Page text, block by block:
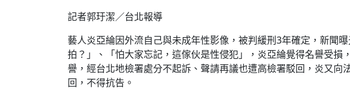
記者郭玗潔／台北報導
藝人炎亞綸因外流自己與未成年性影像，被判緩刑3年確定，新聞
拍？」、「怕大家忘記，這傢伙是性侵犯」，炎亞綸覺得名譽受損
譽，經台北地檢署處分不起訴、聲請再議也遭高檢署駁回，炎又向
回，不得抗告。